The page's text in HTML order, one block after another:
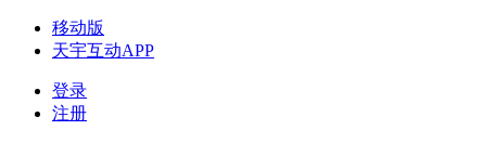
移动版
天宇互动APP
登录
注册